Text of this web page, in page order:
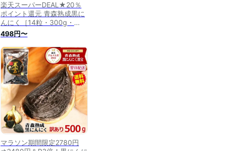
楽天スーパーDEAL★20％
ポイント還元 青森熟成黒に
んにく［14粒・300g・
500g・1kg］選べる 青森
熟成黒にんにく 黒宝 送料無
料 ギフトにも【くろにんに
く 熟成】【黒にんにく
300g 500g 1kg】【黒にん
にく 送料無料】【黒ニンニ
ク 青森】にんにく 国産
498円～
498円〜
マラソン期間限定2780円